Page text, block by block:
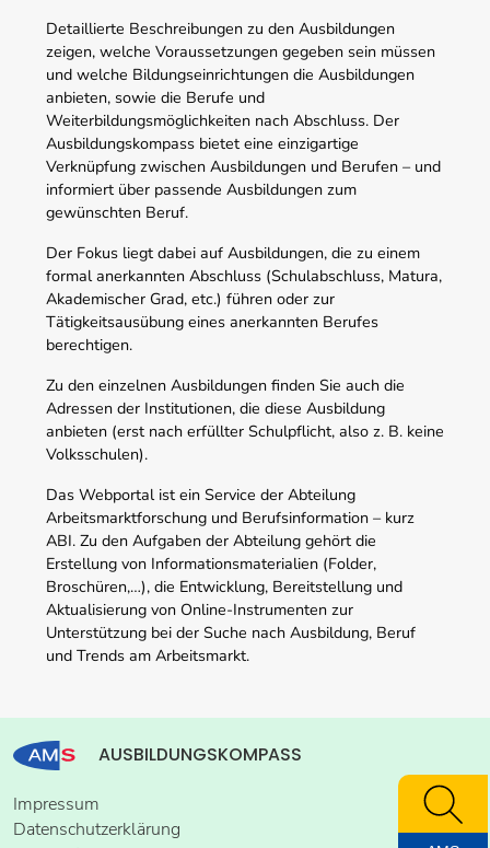
Detaillierte Beschreibungen zu den Ausbildungen
zeigen, welche Voraussetzungen gegeben sein müssen
und welche Bildungseinrichtungen die Ausbildungen
anbieten, sowie die Berufe und
Weiterbildungsmöglichkeiten nach Abschluss. Der
Ausbildungskompass bietet eine einzigartige
Verknüpfung zwischen Ausbildungen und Berufen – und
informiert über passende Ausbildungen zum
gewünschten Beruf.
Der Fokus liegt dabei auf Ausbildungen, die zu einem
formal anerkannten Abschluss (Schulabschluss, Matura,
Akademischer Grad, etc.) führen oder zur
Tätigkeitsausübung eines anerkannten Berufes
berechtigen.
Zu den einzelnen Ausbildungen finden Sie auch die
Adressen der Institutionen, die diese Ausbildung
anbieten (erst nach erfüllter Schulpflicht, also z. B. keine
Volksschulen).
Das Webportal ist ein Service der Abteilung
Arbeitsmarktforschung und Berufsinformation – kurz
ABI. Zu den Aufgaben der Abteilung gehört die
Erstellung von Informationsmaterialien (Folder,
Broschüren,…), die Entwicklung, Bereitstellung und
Aktualisierung von Online-Instrumenten zur
Unterstützung bei der Suche nach Ausbildung, Beruf
und Trends am Arbeitsmarkt.
AUSBILDUNGSKOMPASS
Impressum
Datenschutzerklärung